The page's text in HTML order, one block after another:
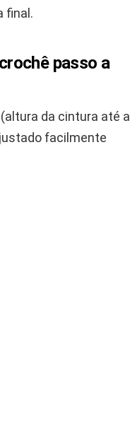
final.
passo a
da cintura até a
facilmente